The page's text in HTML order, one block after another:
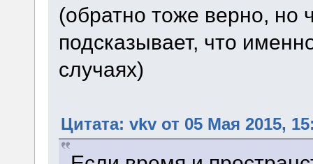
(обратно тоже верно, но
подсказывает, что
случаях)
Цитата: vkv от 05 Мая 2015,